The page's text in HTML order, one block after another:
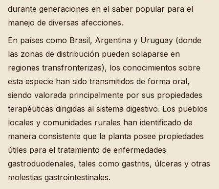
durante generaciones en el saber popular para el
manejo de diversas afecciones.
En países como Brasil, Argentina y Uruguay (donde
las zonas de distribución pueden solaparse en
regiones transfronterizas), los conocimientos sobre
esta especie han sido transmitidos de forma oral,
siendo valorada principalmente por sus propiedades
terapéuticas dirigidas al sistema digestivo. Los pueblos
locales y comunidades rurales han identificado de
manera consistente que la planta posee propiedades
útiles para el tratamiento de enfermedades
gastroduodenales, tales como gastritis, úlceras y otras
molestias gastrointestinales.